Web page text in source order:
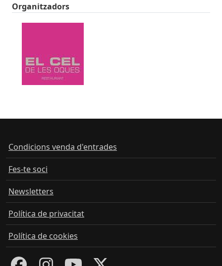
Organitzadors
Condicions venda d'entrades
Fes-te soci
Newsletters
Política de privacitat
Política de cookies